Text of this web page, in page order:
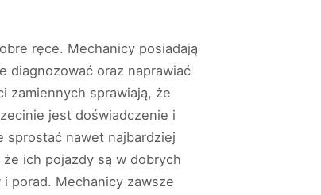
ręce. Mechanicy posiadają
diagnozować oraz naprawiać
zamiennych sprawiają, że
jest doświadczenie i
sprostać nawet najbardziej
ich pojazdy są w dobrych
porad. Mechanicy zawsze